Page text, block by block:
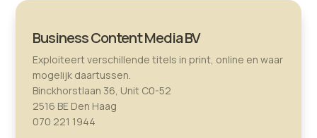
Business Content Media BV
Exploiteert verschillende titels in print, online en waar
mogelijk daartussen.
Binckhorstlaan 36, Unit C0-52
2516 BE Den Haag
070 221 1944